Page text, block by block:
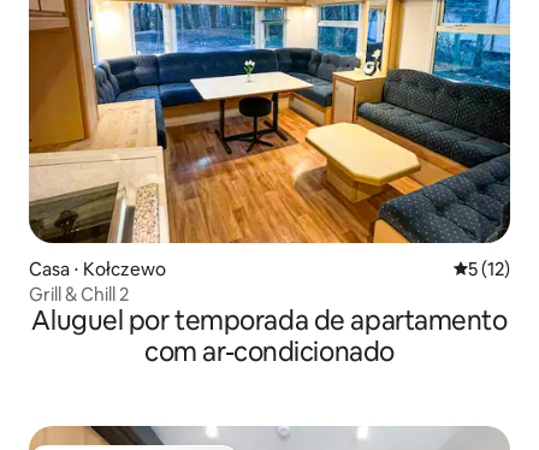
Casa ⋅ Kołczewo 5 de uma
5 (12)
Grill & Chill 2
Aluguel por temporada de apartamento
com ar-condicionado